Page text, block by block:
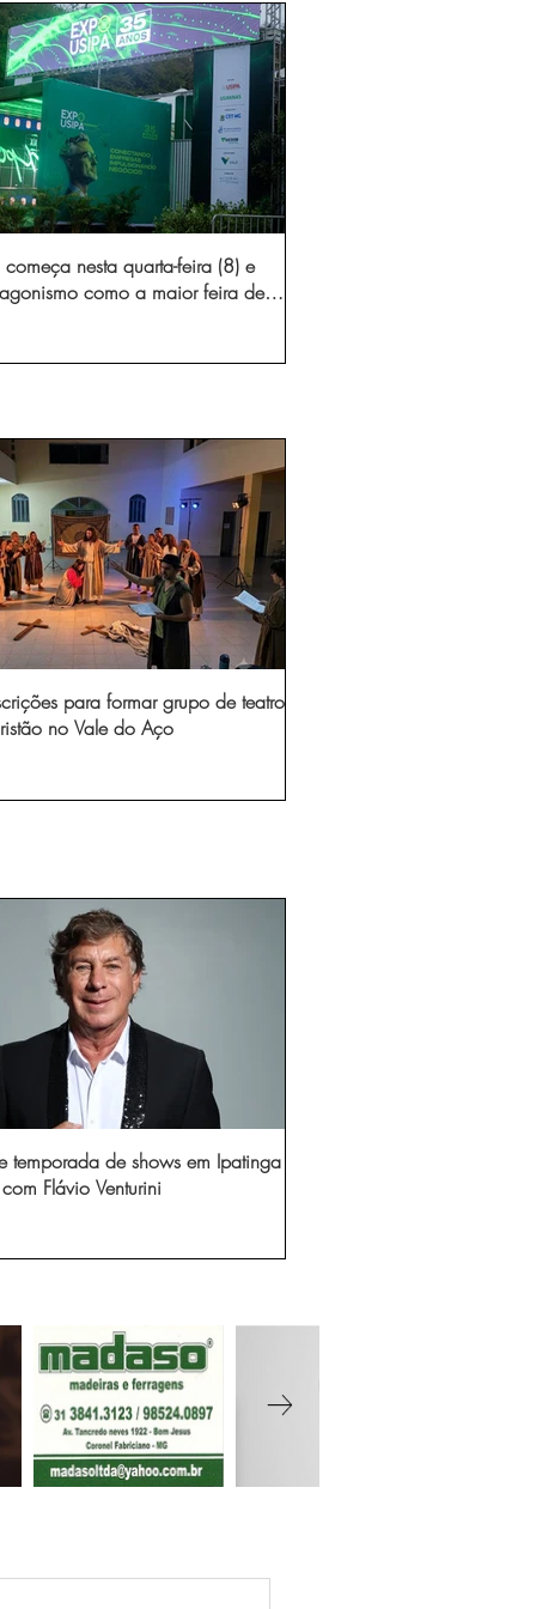
por ano pelas vias de Timóteo
nesta quarta-feira (8) e
como a maior feira de
para formar grupo de teatro
no Vale do Aço
temporada de shows em Ipatinga
com Flávio Venturini